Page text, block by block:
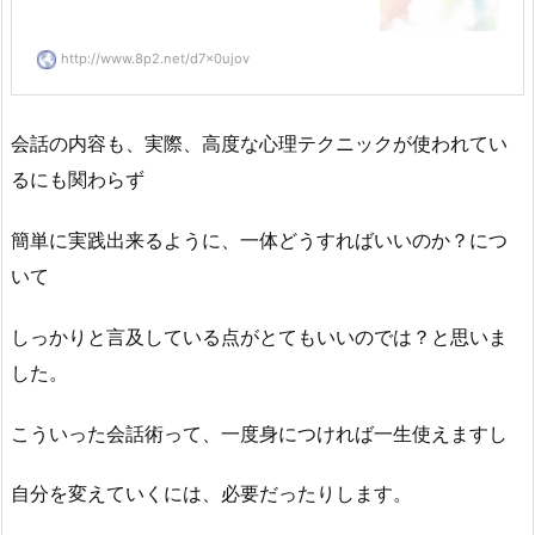
http://www.8p2.net/d7x0ujov
会話の内容も、実際、高度な心理テクニックが使われてい
るにも関わらず
簡単に実践出来るように、一体どうすればいいのか？につ
いて
しっかりと言及している点がとてもいいのでは？と思いま
した。
こういった会話術って、一度身につければ一生使えますし
自分を変えていくには、必要だったりします。